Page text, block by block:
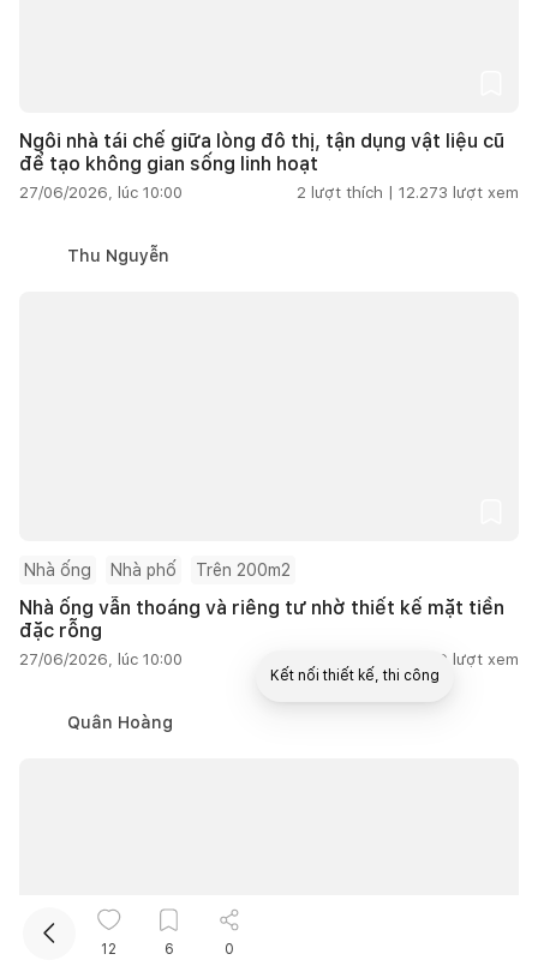
Ngôi nhà tái chế giữa lòng đô thị, tận dụng vật liệu cũ
để tạo không gian sống linh hoạt
27/06/2026, lúc 10:00 2 lượt thích | 12.273 lượt xem
Thu Nguyễn
Nhà ống Nhà phố Trên 200m2
Nhà ống vẫn thoáng và riêng tư nhờ thiết kế mặt tiền
đặc rỗng
27/06/2026, lúc 10:00 5.689 lượt xem
Quân Hoàng
12 6 0
Kết nối thiết kế, thi công